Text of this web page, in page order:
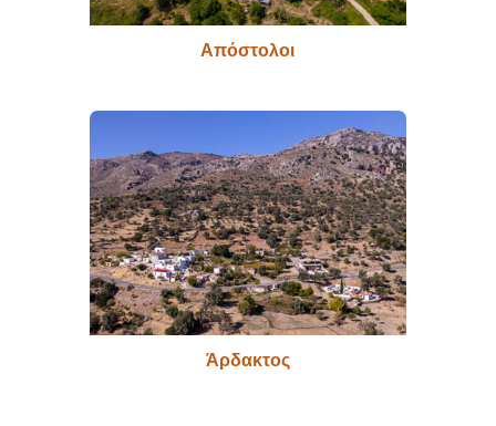
Απόστολοι
Άρδακτος